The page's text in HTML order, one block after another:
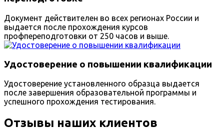
Документ действителен во всех регионах России и
выдается после прохождения курсов
профпереподготовки от 250 часов и выше.
Удостоверение о повышении квалификации
Удостоверение установленного образца выдается
после завершения образовательной программы и
успешного прохождения тестирования.
Отзывы наших клиентов